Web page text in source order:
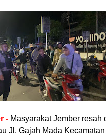
- Masyarakat Jember
Jl. Gajah Mada